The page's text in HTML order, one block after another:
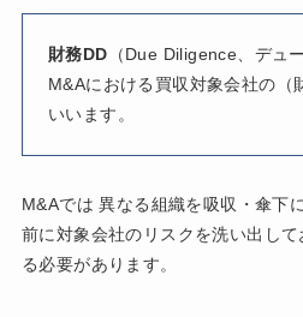
財務DD （Due Diligence、デュ
M&Aにおける買収対象会社の（
いいます。
M&Aでは 異なる組織を吸収・傘下
前に対象会社のリスクを洗い出し
る必要があります。